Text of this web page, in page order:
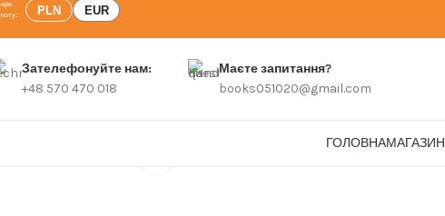
PLN EUR
Зателефонуйте нам:
+48 570 470 018
Маєте запитання?
books051020@gmail.com
ГОЛОВНАМАГАЗИН